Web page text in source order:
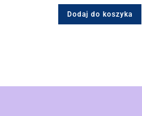
Dodaj do koszyka